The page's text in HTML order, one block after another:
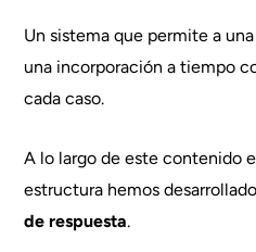
Un sistema que permite a
una incorporación a tiempo
cada caso.
A lo largo de este contenido
estructura hemos
de respuesta.